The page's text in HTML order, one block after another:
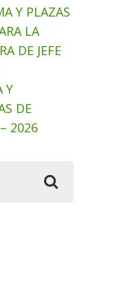
Y PLAZAS
LA
DE JEFE
Y
DE
2026